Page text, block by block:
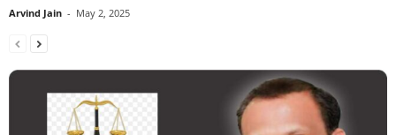
Arvind Jain - May 2, 2025